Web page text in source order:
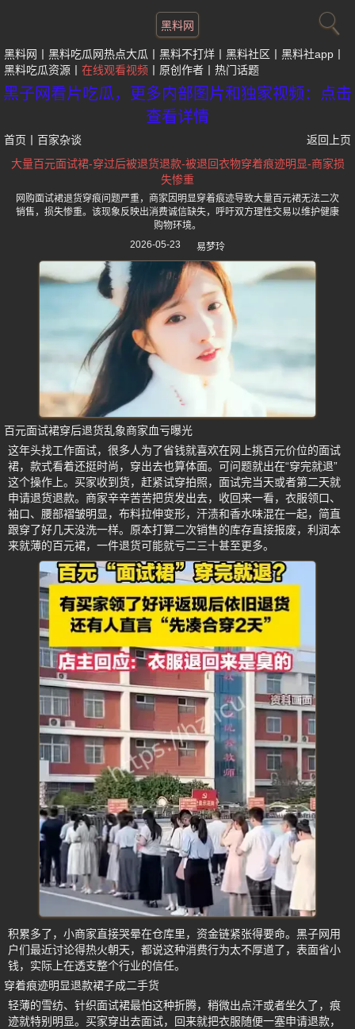
黑料网
黑料网 黑料吃瓜网热点大瓜 黑料不打烊 黑料社区
黑料社app
黑料吃瓜资源
在线观看视频 原创作者 热门话题
黑子网看片吃瓜，更多内部图片和独家视频：点击
查看详情
首页 百家杂谈
返回上页
大量百元面试裙-穿过后被退货退款-被退回衣物穿着痕迹明显-商家损
失惨重
网购面试裙退货穿痕问题严重，商家因明显穿着痕迹导致大量百元裙无法二次
销售，损失惨重。该现象反映出消费诚信缺失，呼吁双方理性交易以维护健康
购物环境。
2026-05-23
易梦玲
百元面试裙穿后退货乱象商家血亏曝光
这年头找工作面试，很多人为了省钱就喜欢在网上挑百元价位的面试
裙，款式看着还挺时尚，穿出去也算体面。可问题就出在“穿完就退”
这个操作上。买家收到货，赶紧试穿拍照，面试完当天或者第二天就
申请退货退款。商家辛辛苦苦把货发出去，收回来一看，衣服领口、
袖口、腰部褶皱明显，布料拉伸变形，汗渍和香水味混在一起，简直
跟穿了好几天没洗一样。原本打算二次销售的库存直接报废，利润本
来就薄的百元裙，一件退货可能就亏二三十甚至更多。
积累多了，小商家直接哭晕在仓库里，资金链紧张得要命。黑子网用
户们最近讨论得热火朝天，都说这种消费行为太不厚道了，表面省小
钱，实际上在透支整个行业的信任。
穿着痕迹明显退款裙子成二手货
轻薄的雪纺、针织面试裙最怕这种折腾，稍微出点汗或者坐久了，痕
迹就特别明显。买家穿出去面试，回来就把衣服随便一塞申请退款，